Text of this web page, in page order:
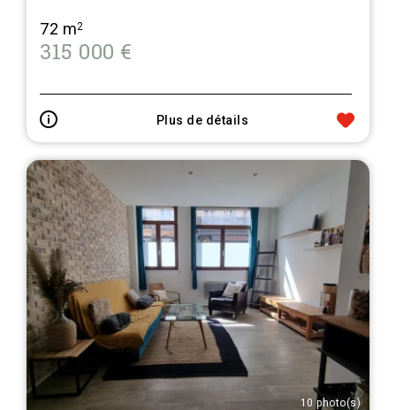
72 m2
315 000 €
Plus de détails
10 photo(s)